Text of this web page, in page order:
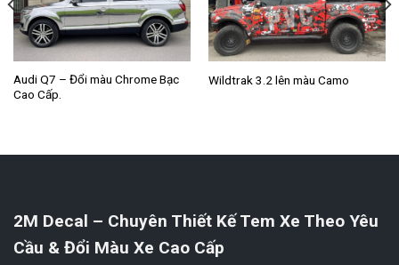
Audi Q7 – Đổi màu Chrome Bạc
Cao Cấp.
Wildtrak 3.2 lên màu Camo
2M Decal – Chuyên Thiết Kế Tem Xe Theo Yêu
Cầu & Đổi Màu Xe Cao Cấp